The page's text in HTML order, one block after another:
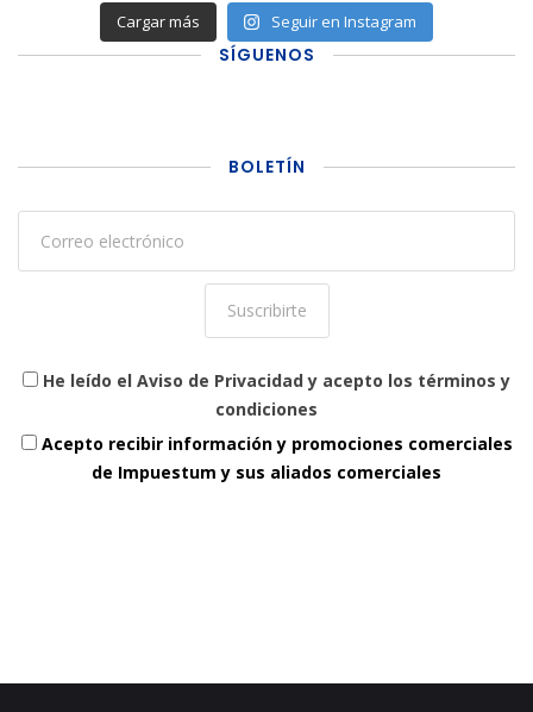
Cargar más Seguir en Instagram
SÍGUENOS
BOLETÍN
He leído el Aviso de Privacidad y acepto los términos y
condiciones
Acepto recibir información y promociones comerciales
de Impuestum y sus aliados comerciales